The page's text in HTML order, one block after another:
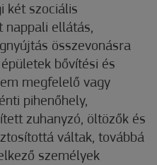
két szociális
nappali ellátás,
összevonásra
bővítési és
megfelelő vagy
pihenőhely,
zuhanyzó, öltözők és
váltak, továbbá
személyek